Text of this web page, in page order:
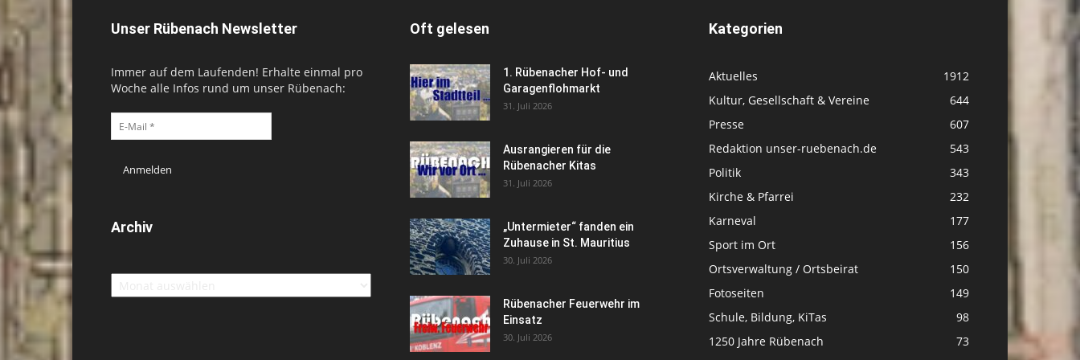
Unser Rübenach Newsletter
Immer auf dem Laufenden! Erhalte einmal pro
Woche alle Infos rund um unser Rübenach:
Archiv
Archiv
Oft gelesen
1. Rübenacher Hof- und
Garagenflohmarkt
31. Juli 2026
Ausrangieren für die
Rübenacher Kitas
31. Juli 2026
„Untermieter“ fanden ein
Zuhause in St. Mauritius
30. Juli 2026
Rübenacher Feuerwehr im
Einsatz
30. Juli 2026
Kategorien
Aktuelles
1912
Kultur, Gesellschaft & Vereine
644
Presse
607
Redaktion unser-ruebenach.de
543
Politik
343
Kirche & Pfarrei
232
Karneval
177
Sport im Ort
156
Ortsverwaltung / Ortsbeirat
150
Fotoseiten
149
Schule, Bildung, KiTas
98
1250 Jahre Rübenach
73